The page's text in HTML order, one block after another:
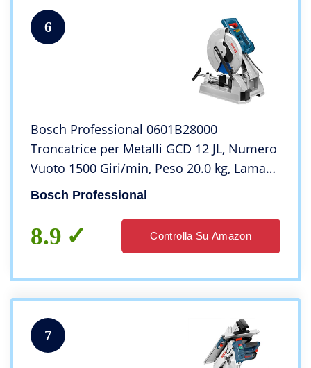
6
Bosch Professional 0601B28000
Troncatrice per Metalli GCD 12 JL, Numero
Vuoto 1500 Giri/min, Peso 20.0 kg, Lama
per Acciaio
Bosch Professional
8.9 Controlla Su Amazon
7